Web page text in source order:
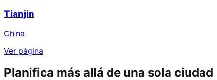
Tianjin
China
Ver página
Planifica más allá de una sola ciudad